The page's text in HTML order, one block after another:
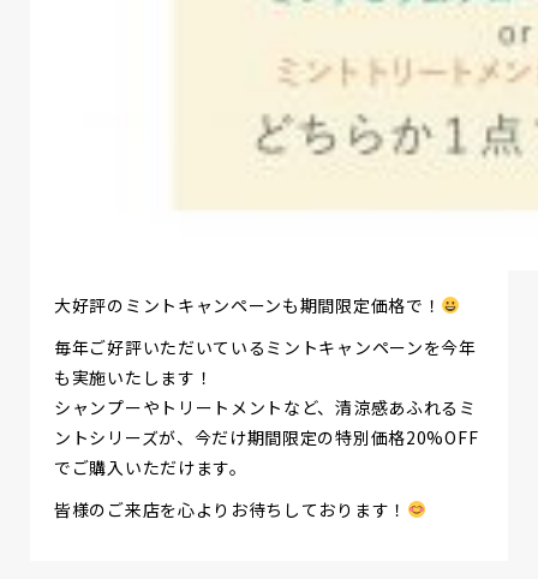
大好評のミントキャンペーンも期間限定価格で！
毎年ご好評いただいているミントキャンペーンを今年
も実施いたします！
シャンプーやトリートメントなど、清涼感あふれるミ
ントシリーズが、今だけ期間限定の特別価格20%OFF
でご購入いただけます。
皆様のご来店を心よりお待ちしております！